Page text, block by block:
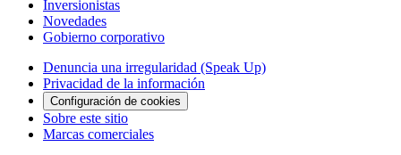
Inversionistas
Novedades
Gobierno corporativo
Denuncia una irregularidad (Speak Up)
Privacidad de la información
Configuración de cookies
Sobre este sitio
Marcas comerciales